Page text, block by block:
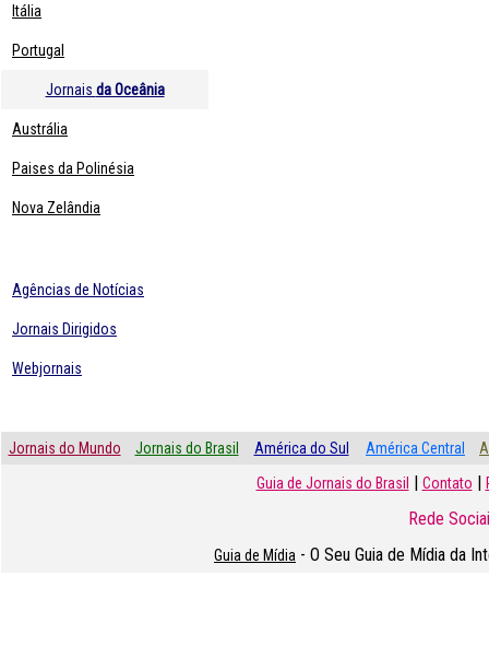
Itália
Portugal
Jornais da Oceânia
Austrália
Paises da Polinésia
Nova Zelândia
Agências de Notícias
Jornais Dirigidos
Webjornais
Jornais do Mundo Jornais do Brasil América do Sul América Central
Guia de Jornais do Brasil | Contato |
Rede
Guia de Mídia - O Seu Guia de Mídia da